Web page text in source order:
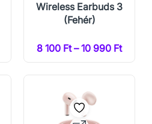
Wireless Earbuds 3
(Fehér)
8 100 Ft – 10 990 Ft